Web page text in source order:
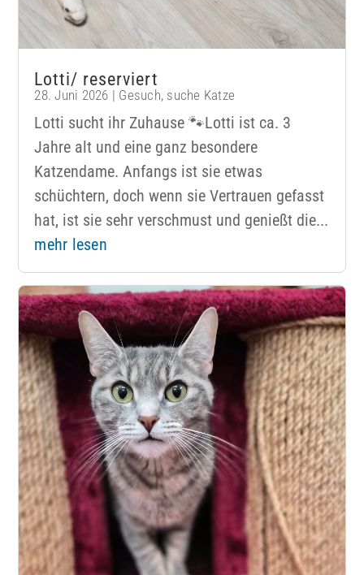
Lotti/ reserviert
28. Juni 2026 | Gesuch, suche Katze
Lotti sucht ihr Zuhause 🐾Lotti ist ca. 3
Jahre alt und eine ganz besondere
Katzendame. Anfangs ist sie etwas
schüchtern, doch wenn sie Vertrauen gefasst
hat, ist sie sehr verschmust und genießt die...
mehr lesen